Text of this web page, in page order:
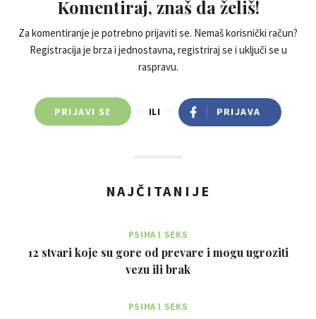
Komentiraj, znaš da želiš!
Za komentiranje je potrebno prijaviti se. Nemaš korisnički račun?
Registracija je brza i jednostavna, registriraj se i uključi se u
raspravu.
PRIJAVI SE ILI PRIJAVA
NAJČITANIJE
PSIHA I SEKS
12 stvari koje su gore od prevare i mogu ugroziti
vezu ili brak
PSIHA I SEKS